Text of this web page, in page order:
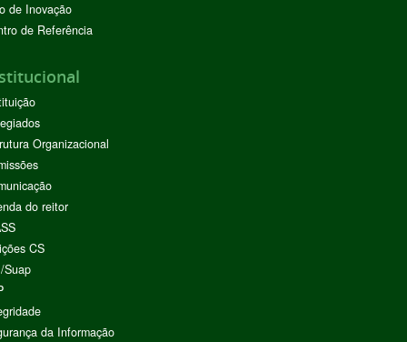
de Inovação
de Referência
Organizacional
do reitor
CS
Suap
da Informação